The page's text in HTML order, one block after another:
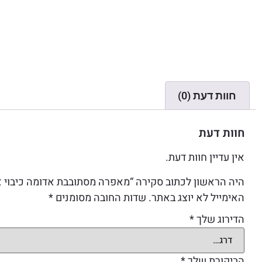
חוות דעת (0)
חוות דעת
אין עדיין חוות דעת.
היה הראשון לכתוב סקירה “מאפרה מסתובבת אדומה
האימייל לא יוצג באתר. שדות החובה מסומנים*
הדירוג שלך*